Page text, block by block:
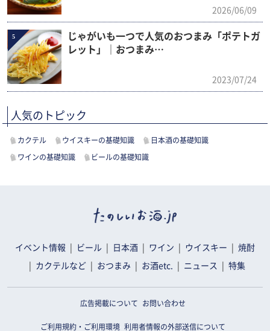
2026/06/09
5
じゃがいも一つで人気のおつまみ「ポテトガ
レット」｜おつまみ…
2023/07/24
人気のトピック
カクテル ウイスキーの基礎知識 日本酒の基礎知識
ワインの基礎知識 ビールの基礎知識
イベント情報 ビール 日本酒 ワイン ウイスキー 焼酎
カクテルなど おつまみ お酒etc. ニュース 特集
広告掲載について お問い合わせ
ご利用規約・ご利用環境 利用者情報の外部送信について